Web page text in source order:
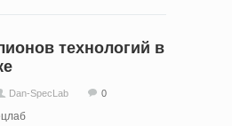
технологий в
Dan-SpecLab 0